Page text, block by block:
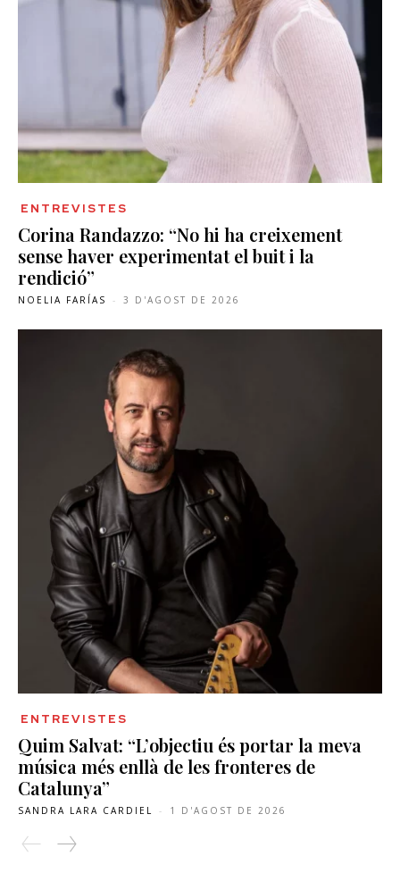
ENTREVISTES
Corina Randazzo: “No hi ha creixement
sense haver experimentat el buit i la
rendició”
NOELIA FARÍAS - 3 D'AGOST DE 2026
ENTREVISTES
Quim Salvat: “L’objectiu és portar la meva
música més enllà de les fronteres de
Catalunya”
SANDRA LARA CARDIEL - 1 D'AGOST DE 2026